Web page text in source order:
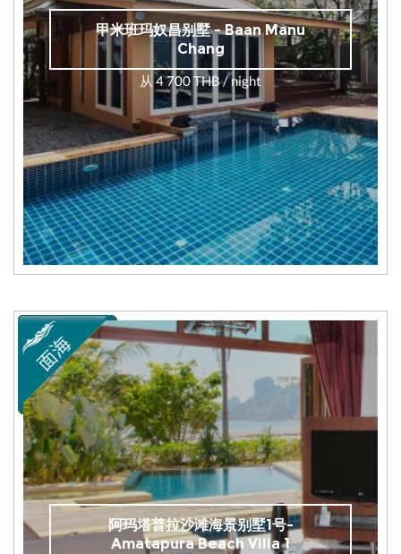
甲米班玛奴昌别墅 - Baan Manu
Chang
从 4 700 THB / night
阿玛塔普拉沙滩海景别墅1号-
Amatapura Beach Villa 1